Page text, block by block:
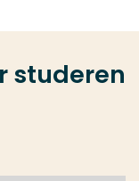
studeren